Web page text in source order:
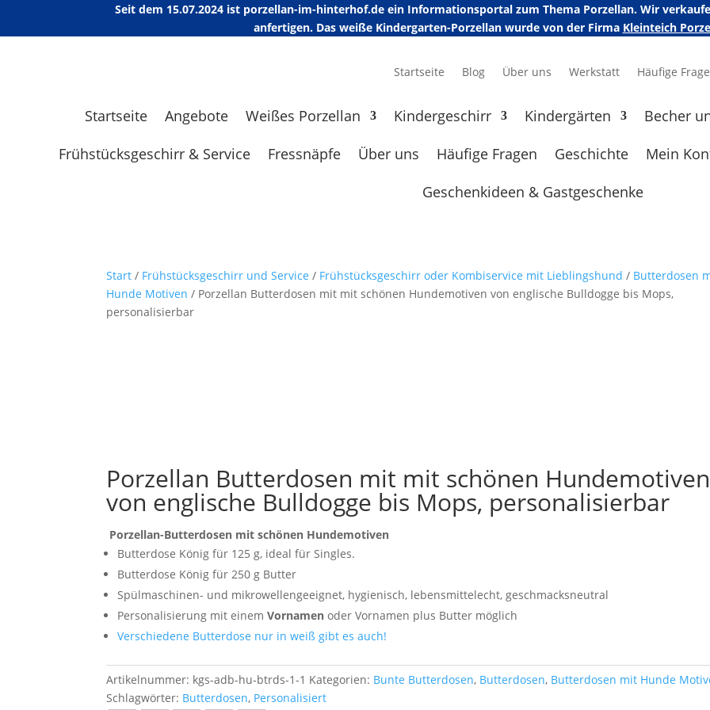
Seit dem 15.07.2024 ist porzellan-im-hinterhof.de ein Informationsportal zum Thema Porzellan. Wir
anfertigen. Das weiße Kindergarten-Porzellan wurde von der Firma Kleinteich
Startseite Blog Über uns Werkstatt Häufige
Startseite Angebote Weißes Porzellan Kindergeschirr Kindergärten Becher
Frühstücksgeschirr & Service
Fressnäpfe Über uns Häufige Fragen Geschichte Mein
Geschenkideen & Gastgeschenke
Start / Frühstücksgeschirr und Service / Frühstücksgeschirr oder Kombiservice mit Lieblingshund / Butterdosen
Hunde Motiven / Porzellan Butterdosen mit mit schönen Hundemotiven von englische Bulldogge bis Mops,
personalisierbar
Porzellan Butterdosen mit mit schönen Hundemotiven
von englische Bulldogge bis Mops, personalisierbar
Porzellan-Butterdosen mit schönen Hundemotiven
Butterdose König für 125 g, ideal für Singles.
Butterdose König für 250 g Butter
Spülmaschinen- und mikrowellengeeignet, hygienisch, lebensmittelecht, geschmacksneutral
Personalisierung mit einemVornamen oder Vornamen plus Butter möglich
Verschiedene Butterdose nur in weiß gibt es auch!
Artikelnummer: kgs-adb-hu-btrds-1-1 Kategorien: Bunte Butterdosen, Butterdosen, Butterdosen mit Hunde
Schlagwörter: Butterdosen, Personalisiert